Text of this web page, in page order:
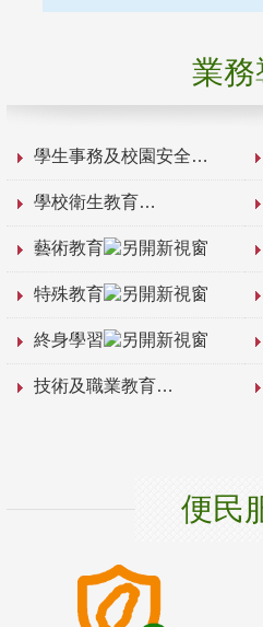
業務
學生事務及校園安全
學校衛生教育
藝術教育
特殊教育
終身學習
技術及職業教育
便民